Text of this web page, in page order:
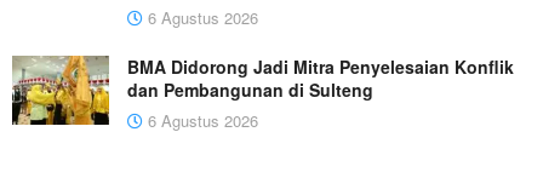
6 Agustus 2026
BMA Didorong Jadi Mitra Penyelesaian Konflik
dan Pembangunan di Sulteng
6 Agustus 2026